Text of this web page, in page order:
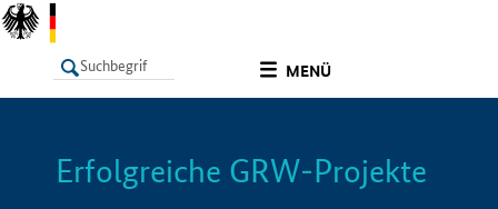
MENÜ
LISTE Info
Erfolgreiche GRW-Projekte